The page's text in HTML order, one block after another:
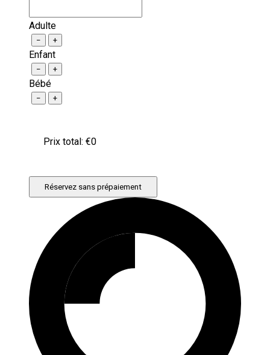
Adulte
− +
Enfant
− +
Bébé
− +
Prix ​​total: €0
Réservez sans prépaiement